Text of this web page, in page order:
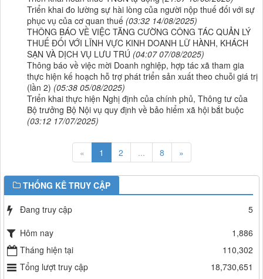
Triển khai đo lường sự hài lòng của người nộp thuế đối với sự
phục vụ của cơ quan thuế (03:32 14/08/2025)
THÔNG BÁO VỀ VIỆC TĂNG CƯỜNG CÔNG TÁC QUẢN LÝ
THUẾ ĐỐI VỚI LĨNH VỰC KINH DOANH LỮ HÀNH, KHÁCH
SẠN VÀ DỊCH VỤ LƯU TRÚ (04:07 07/08/2025)
Thông báo về việc mời Doanh nghiệp, hợp tác xã tham gia
thực hiện kế hoạch hỗ trợ phát triển sản xuất theo chuỗi giá trị
(lần 2) (05:38 05/08/2025)
Triển khai thực hiện Nghị định của chính phủ, Thông tư của
Bộ trưởng Bộ Nội vụ quy định về bảo hiểm xã hội bắt buộc
(03:12 17/07/2025)
« 1 2 ... 8 »
THỐNG KÊ TRUY CẬP
Đang truy cập
5
Hôm nay
1,886
Tháng hiện tại
110,302
Tổng lượt truy cập
18,730,651